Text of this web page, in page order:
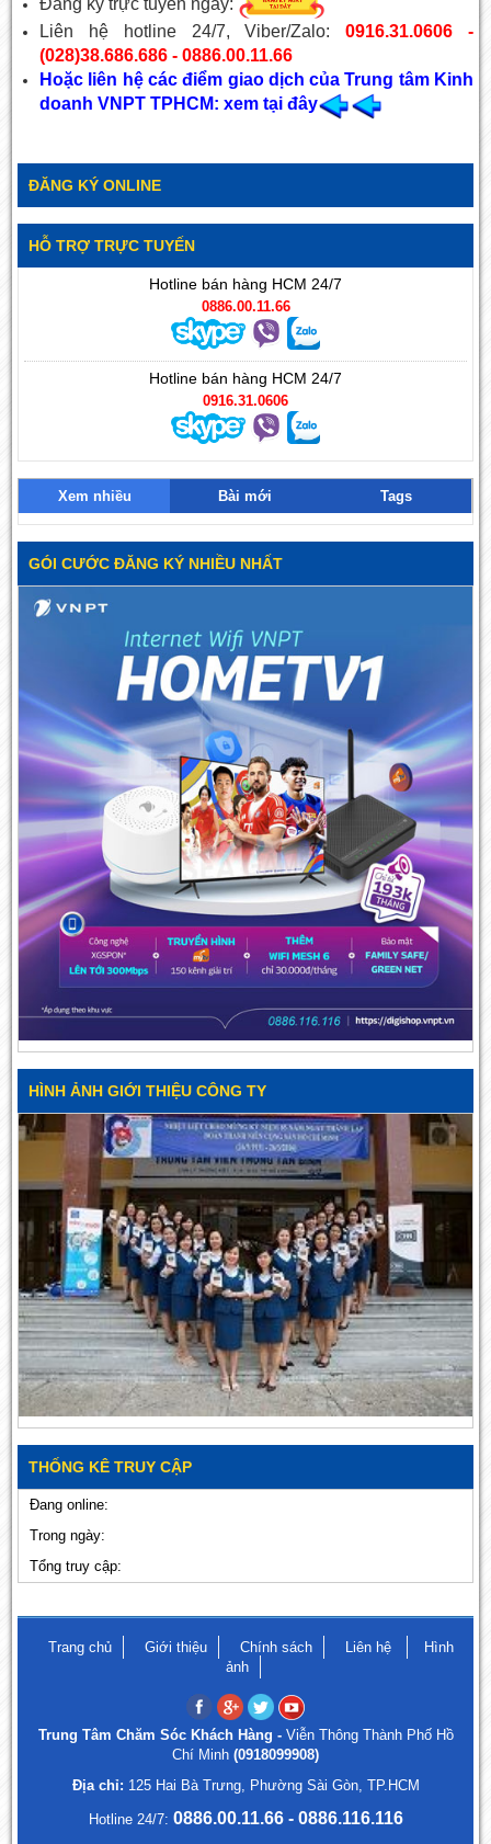
Đăng ký trực tuyến ngay:
Liên hệ hotline 24/7, Viber/Zalo:0916.31.0606 -
(028)38.686.686 - 0886.00.11.66
Hoặc liên hệ các điểm giao dịch của Trung tâm Kinh
doanh VNPT TPHCM: xem tại đây
ĐĂNG KÝ ONLINE
HỖ TRỢ TRỰC TUYẾN
Hotline bán hàng HCM 24/7
0886.00.11.66
Hotline bán hàng HCM 24/7
0916.31.0606
Xem nhiều Bài mới Tags
GÓI CƯỚC ĐĂNG KÝ NHIỀU NHẤT
HÌNH ẢNH GIỚI THIỆU CÔNG TY
THỐNG KÊ TRUY CẬP
Đang online:
Trong ngày:
Tổng truy cập:
Trang chủ Giới thiệu Chính sách Liên hệ
Hình
ảnh
Trung Tâm Chăm Sóc Khách Hàng - Viễn Thông Thành Phố Hồ
Chí Minh (0918099908)
Địa chỉ: 125 Hai Bà Trưng, Phường Sài Gòn, TP.HCM
Hotline 24/7: 0886.00.11.66 - 0886.116.116